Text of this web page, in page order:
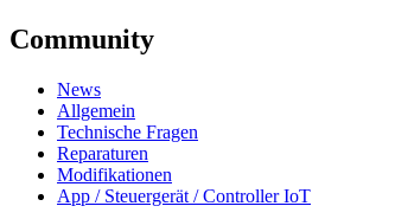
Community
News
Allgemein
Technische Fragen
Reparaturen
Modifikationen
App / Steuergerät / Controller IoT